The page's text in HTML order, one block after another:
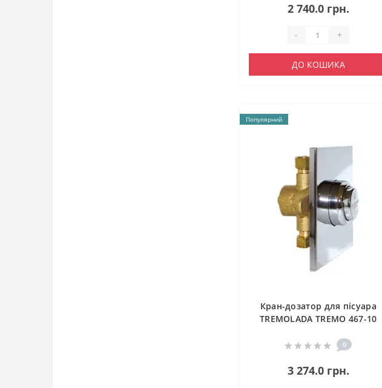
2 740.0 грн.
- +
ДО КОШИКА
Популярний
Кран-дозатор для пісуара
TREMOLADA ТREMO 467-10
0
3 274.0 грн.